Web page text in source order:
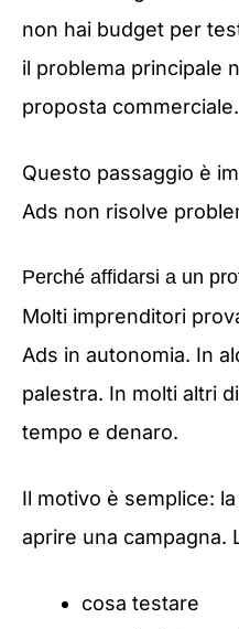
non hai budget per
il problema principale
proposta commerciale.
Questo passaggio è
Ads non risolve
Perché affidarsi a un
Molti imprenditori
Ads in autonomia. In
palestra. In molti altri
tempo e denaro.
Il motivo è semplice:
aprire una campagna.
cosa testare